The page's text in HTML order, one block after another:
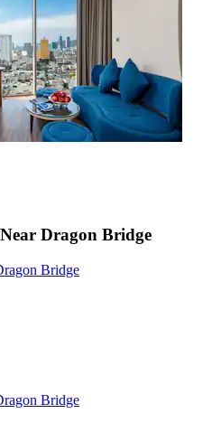
Dragon Bridge
Bridge
Bridge